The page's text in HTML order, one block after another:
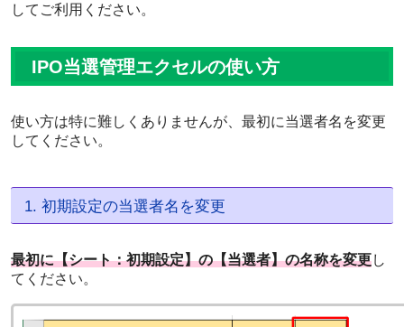
してご利用ください。
IPO当選管理エクセルの使い方
使い方は特に難しくありませんが、最初に当選者名を変更
してください。
1. 初期設定の当選者名を変更
最初に【シート：初期設定】の【当選者】の名称を変更し
てください。